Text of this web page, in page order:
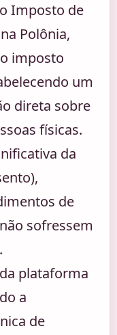
Imposto de
Polônia,
imposto
um
direta sobre
físicas.
da
de
sofressem
plataforma
a
de